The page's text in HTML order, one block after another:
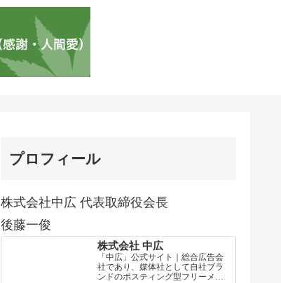
プロフィール
株式会社中広 代表取締役会長
後藤一俊
株式会社 中広
「中広」公式サイト｜総合広告会
社であり、媒体社として自社ブラ
ンドのポスティング型フリーメデ